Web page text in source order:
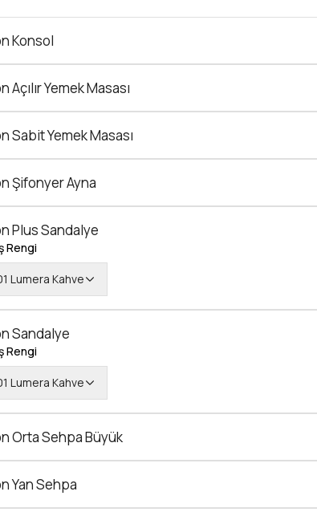
Konsol
Açılır Yemek Masası
Sabit Yemek Masası
Şifonyer Ayna
Plus Sandalye
Rengi
Lumera Kahve
Sandalye
Rengi
Lumera Kahve
Orta Sehpa Büyük
Yan Sehpa